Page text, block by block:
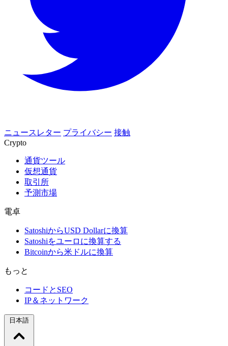
ニュースレター プライバシー 接触
Crypto
通貨ツール
仮想通貨
取引所
予測市場
電卓
SatoshiからUSD Dollarに換算
Satoshiをユーロに換算する
Bitcoinから米ドルに換算
もっと
コードとSEO
IP＆ネットワーク